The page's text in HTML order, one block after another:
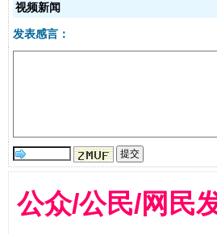
视频新闻
发表感言：
公众/公民/网民